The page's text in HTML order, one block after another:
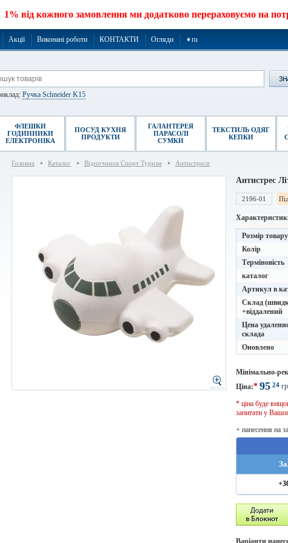
1% від кожного замовлення ми додатково перераховуємо на
Акції Виконані роботи КОНТАКТИ Огляди ➧ru
Ручка Schneider K15
ФЛЕШКИ
ГОДИННИКИ
ЕЛЕКТРОНІКА
ПОСУД КУХНЯ
ПРОДУКТИ
ГАЛАНТЕРЕЯ
ПАРАСОЛІ
СУМКИ
ТЕКСТИЛЬ ОДЯГ
КЕПКИ
Головна Каталог Відпочинок Спорт Туризм Антистреси
Антистрес
2196-01
Розмір товару
Колір
Терміновість
каталог
Артикул в
Склад
+віддалений
Цена
склада
Оновлено
Мінімально-
Ціна:* 95 24
* ціна буде
запитати у
+ нанесення на
Варіанти